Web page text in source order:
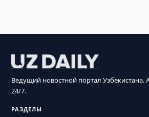
Ведущий новостной портал Узбекистана.
24/7.
РАЗДЕЛЫ